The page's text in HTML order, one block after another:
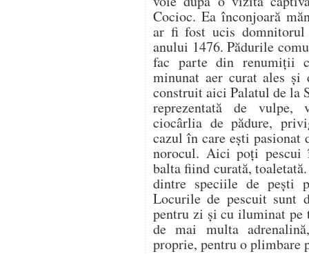
Cocioc. Ea înconjoară
ar fi fost ucis
anului 1476. Pădurile
fac parte din renumiții
minunat aer curat ales și
construit aici Palatul de la
reprezentată de vulpe,
ciocârlia de pădure,
cazul în care ești
norocul. Aici poți pescui
balta fiind curată,
dintre speciile de pești
Locurile de pescuit sunt
pentru zi și cu iluminat pe
de mai multa
proprie, pentru o plimbare